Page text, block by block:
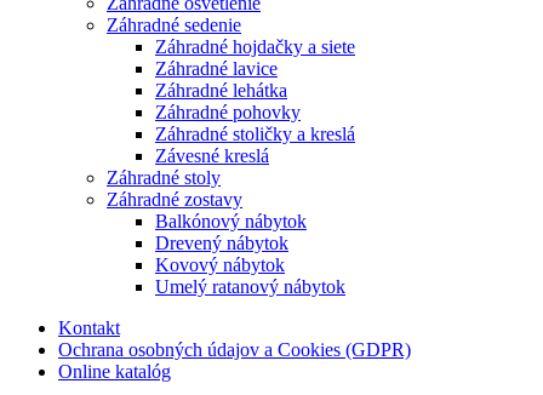
Záhradné sedenie
Záhradné hojdačky a siete
Záhradné lavice
Záhradné lehátka
Záhradné pohovky
Záhradné stoličky a kreslá
Závesné kreslá
Záhradné stoly
Záhradné zostavy
Balkónový nábytok
Drevený nábytok
Kovový nábytok
Umelý ratanový nábytok
Kontakt
Ochrana osobných údajov a Cookies (GDPR)
Online katalóg